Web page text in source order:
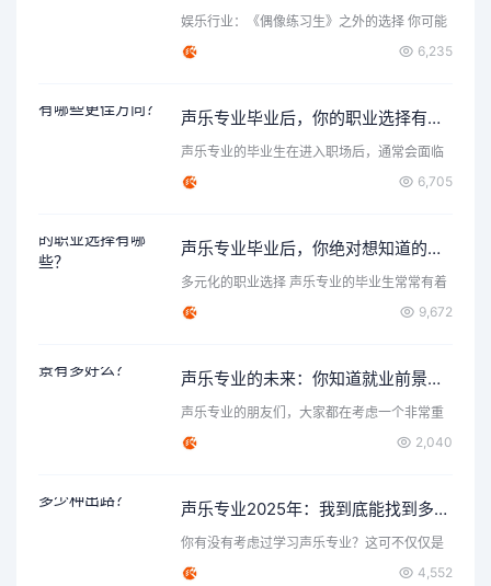
娱乐行业：《偶像练习生》之外的选择 你可能
首先想到了成为歌手…
6,235
声乐专业毕业后，你的职业选择有哪些更佳方向？
声乐专业的毕业生在进入职场后，通常会面临
各种各样的选择和机遇…
6,705
声乐专业毕业后，你绝对想知道的职业选择有哪些？
多元化的职业选择 声乐专业的毕业生常常有着
丰富的表达力和创造…
9,672
声乐专业的未来：你知道就业前景有多好么？
声乐专业的朋友们，大家都在考虑一个非常重
要的问题，那就是声乐…
2,040
声乐专业2025年：我到底能找到多少种出路？
你有没有考虑过学习声乐专业？这可不仅仅是
唱歌那么简单，背后隐…
4,552